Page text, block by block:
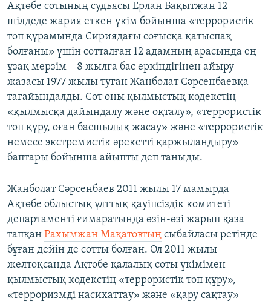
Ақтөбе сотының судьясы Ерлан Бақытжан 12
шілдеде жария еткен үкім бойынша «террористік
топ құрамында Сириядағы соғысқа қатыспақ
болғаны» үшін сотталған 12 адамның арасында ең
ұзақ мерзім – 8 жылға бас еркіндігінен айыру
жазасы 1977 жылы туған Жанболат Сәрсенбаевқа
тағайындалды. Сот оны қылмыстық кодекстің
«қылмысқа дайындалу және оқталу», «террористік
топ құру, оған басшылық жасау» және «террористік
немесе экстремистік әрекетті қаржыландыру»
баптары бойынша айыпты деп таныды.
Жанболат Сәрсенбаев 2011 жылы 17 мамырда
Ақтөбе облыстық ұлттық қауіпсіздік комитеті
департаменті ғимаратында өзін-өзі жарып қаза
тапқан Рахымжан Мақатовтың сыбайласы ретінде
бұған дейін де сотты болған. Ол 2011 жылы
желтоқсанда Ақтөбе қалалық соты үкімімен
қылмыстық кодекстің «террористік топ құру»,
«терроризмді насихаттау» және «қару сақтау»